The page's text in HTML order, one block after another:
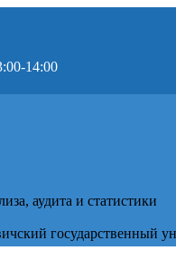
14:00
аудита и статистики
государственный